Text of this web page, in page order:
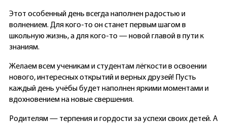
Этот особенный день всегда наполнен радостью и
волнением. Для кого-то он станет первым шагом в
школьную жизнь, а для кого-то — новой главой в пути к
знаниям.
Желаем всем ученикам и студентам лёгкости в освоении
нового, интересных открытий и верных друзей! Пусть
каждый день учёбы будет наполнен яркими моментами и
вдохновением на новые свершения.
Родителям — терпения и гордости за успехи своих детей. А